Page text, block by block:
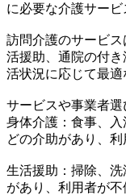
に必要な介護サービ
訪問介護のサービ
活援助、通院の付
活状況に応じて最適
サービスや事業者選
身体介護：食事、
どの介助があり、
生活援助：掃除、
があり、利用者が